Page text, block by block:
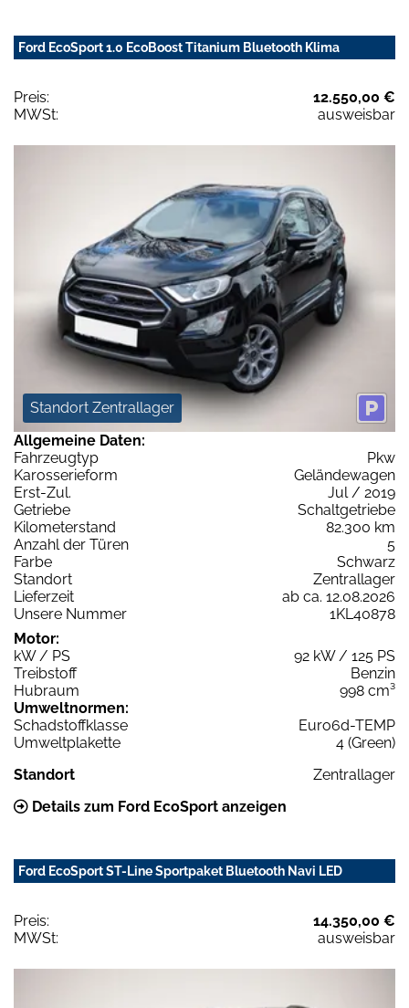
Ford EcoSport 1.0 EcoBoost Titanium Bluetooth Klima
Preis:
12.550,00 €
MWSt:
ausweisbar
Standort Zentrallager
Allgemeine Daten:
Fahrzeugtyp
Pkw
Karosserieform
Geländewagen
Erst-Zul.
Jul / 2019
Getriebe
Schaltgetriebe
Kilometerstand
82.300 km
Anzahl der Türen
5
Farbe
Schwarz
Standort
Zentrallager
Lieferzeit
ab ca. 12.08.2026
Unsere Nummer
1KL40878
Motor:
kW / PS
92 kW / 125 PS
Treibstoff
Benzin
Hubraum
998 cm³
Umweltnormen:
Schadstoffklasse
Euro6d-TEMP
Umweltplakette
4 (Green)
Standort
Zentrallager
Details zum Ford EcoSport anzeigen
Ford EcoSport ST-Line Sportpaket Bluetooth Navi LED
Preis:
14.350,00 €
MWSt:
ausweisbar